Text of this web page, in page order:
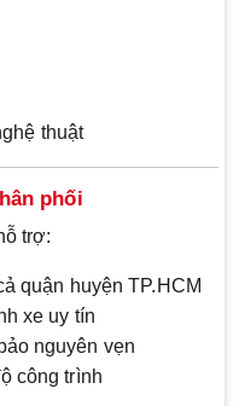
thuật
phối
trợ:
quận huyện TP.HCM
xe uy tín
nguyên vẹn
công trình